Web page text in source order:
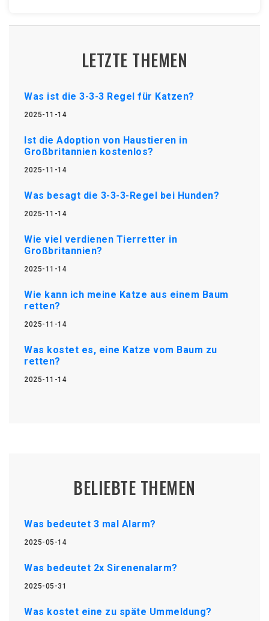
LETZTE THEMEN
Was ist die 3-3-3 Regel für Katzen?
2025-11-14
Ist die Adoption von Haustieren in
Großbritannien kostenlos?
2025-11-14
Was besagt die 3-3-3-Regel bei Hunden?
2025-11-14
Wie viel verdienen Tierretter in
Großbritannien?
2025-11-14
Wie kann ich meine Katze aus einem Baum
retten?
2025-11-14
Was kostet es, eine Katze vom Baum zu
retten?
2025-11-14
BELIEBTE THEMEN
Was bedeutet 3 mal Alarm?
2025-05-14
Was bedeutet 2x Sirenenalarm?
2025-05-31
Was kostet eine zu späte Ummeldung?